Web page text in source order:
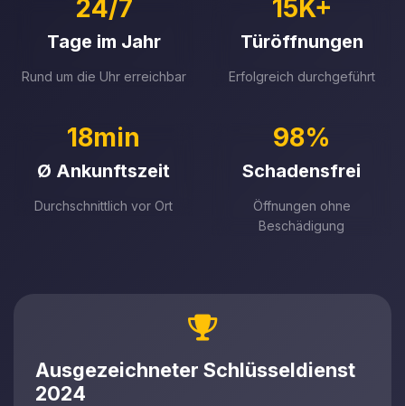
24/7
Tage im Jahr
Rund um die Uhr erreichbar
15K+
Türöffnungen
Erfolgreich durchgeführt
18min
Ø Ankunftszeit
Durchschnittlich vor Ort
98%
Schadensfrei
Öffnungen ohne
Beschädigung
Ausgezeichneter Schlüsseldienst
2024